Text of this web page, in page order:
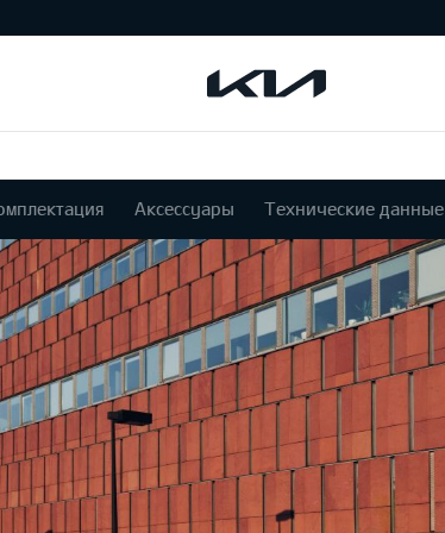
Аксессуары Технические данные